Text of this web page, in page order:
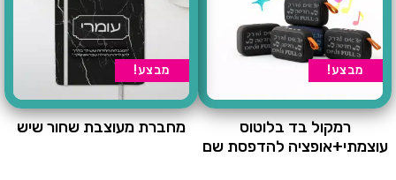
מבצע!
רמקול בד בלוטוס
עוצמתי+אופציה להדפסת שם
מבצע!
מחברת מעוצבת שחור שיש